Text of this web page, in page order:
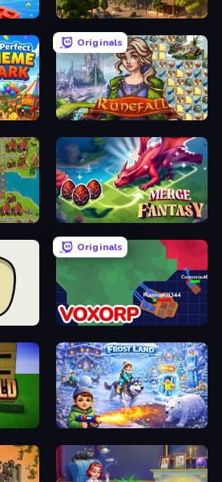
Steam City
Originals
Runefall
Merge Fantasy
Originals
Voxorp
Frost Land - Snow Survival